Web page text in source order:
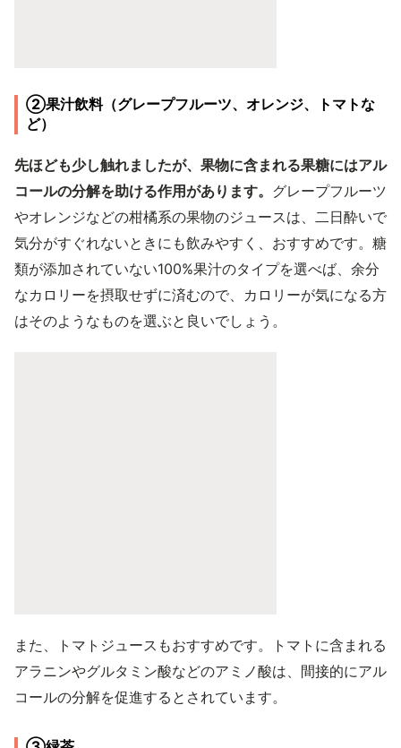
②果汁飲料（グレープフルーツ、オレンジ、トマトな
ど）
先ほども少し触れましたが、果物に含まれる果糖にはアル
コールの分解を助ける作用があります。 グレープフルーツ
やオレンジなどの柑橘系の果物のジュースは、二日酔いで
気分がすぐれないときにも飲みやすく、おすすめです。糖
類が添加されていない100%果汁のタイプを選べば、余分
なカロリーを摂取せずに済むので、カロリーが気になる方
はそのようなものを選ぶと良いでしょう。
また、トマトジュースもおすすめです。トマトに含まれる
アラニンやグルタミン酸などのアミノ酸は、間接的にアル
コールの分解を促進するとされています。